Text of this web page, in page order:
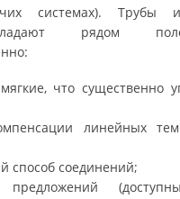
системах). Трубы
рядом
что существенно
линейных
способ соединений;